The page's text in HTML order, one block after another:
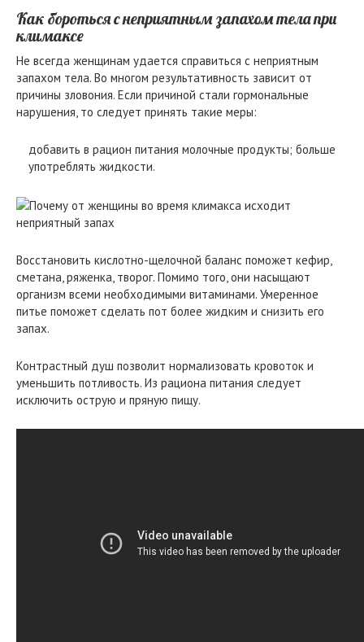
Как бороться с неприятным запахом тела при
климаксе
Не всегда женщинам удается справиться с неприятным
запахом тела. Во многом результативность зависит от
причины зловония. Если причиной стали гормональные
нарушения, то следует принять такие меры:
добавить в рацион питания молочные продукты; больше
употреблять жидкости.
Восстановить кислотно-щелочной баланс поможет кефир,
сметана, ряженка, творог. Помимо того, они насыщают
организм всеми необходимыми витаминами. Умеренное
питье поможет сделать пот более жидким и снизить его
запах.
Контрастный душ позволит нормализовать кровоток и
уменьшить потливость. Из рациона питания следует
исключить острую и пряную пищу.